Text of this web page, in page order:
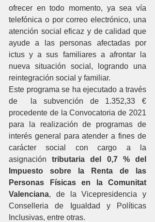
ofrecer en todo momento, ya sea vía
telefónica o por correo electrónico, una
atención social eficaz y de calidad que
ayude a las personas afectadas por
ictus y a sus familiares a afrontar la
nueva situación social, logrando una
reintegración social y familiar.
Este programa se ha ejecutado a través
de  la subvención de 1.352,33 €
procedente de la Convocatoria de 2021
para la realización de programas de
interés general para atender a fines de
carácter social con cargo a la
asignación tributaria del 0,7 % del
Impuesto sobre la Renta de las
Personas Físicas en la Comunitat
Valenciana, de la Vicepresidencia y
Conselleria de Igualdad y Políticas
Inclusivas, entre otras.